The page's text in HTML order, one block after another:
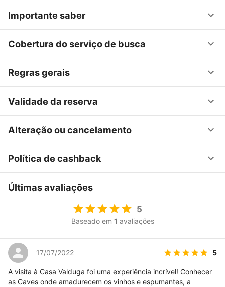
Importante saber
Cobertura do serviço de busca
Regras gerais
Validade da reserva
Alteração ou cancelamento
Política de cashback
Últimas avaliações
5
Baseado em 1 avaliações
17/07/2022 5
A visita à Casa Valduga foi uma experiência incrível! Conhecer
as Caves onde amadurecem os vinhos e espumantes, a